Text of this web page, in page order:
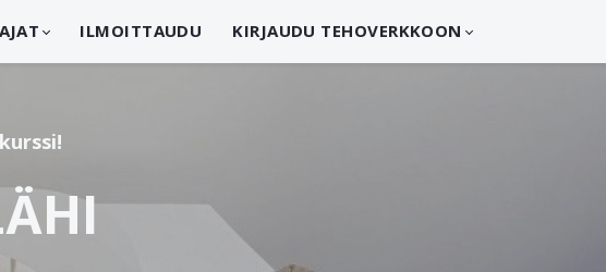
ILMOITTAUDU KIRJAUDU TEHOVERKKOON